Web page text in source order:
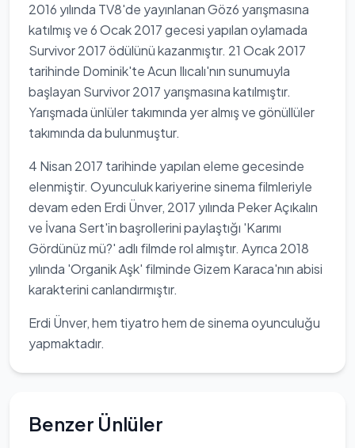
2016 yılında TV8'de yayınlanan Göz6 yarışmasına
katılmış ve 6 Ocak 2017 gecesi yapılan oylamada
Survivor 2017 ödülünü kazanmıştır. 21 Ocak 2017
tarihinde Dominik'te Acun Ilıcalı'nın sunumuyla
başlayan Survivor 2017 yarışmasına katılmıştır.
Yarışmada ünlüler takımında yer almış ve gönüllüler
takımında da bulunmuştur.
4 Nisan 2017 tarihinde yapılan eleme gecesinde
elenmiştir. Oyunculuk kariyerine sinema filmleriyle
devam eden Erdi Ünver, 2017 yılında Peker Açıkalın
ve İvana Sert'in başrollerini paylaştığı 'Karımı
Gördünüz mü?' adlı filmde rol almıştır. Ayrıca 2018
yılında 'Organik Aşk' filminde Gizem Karaca'nın abisi
karakterini canlandırmıştır.
Erdi Ünver, hem tiyatro hem de sinema oyunculuğu
yapmaktadır.
Benzer Ünlüler